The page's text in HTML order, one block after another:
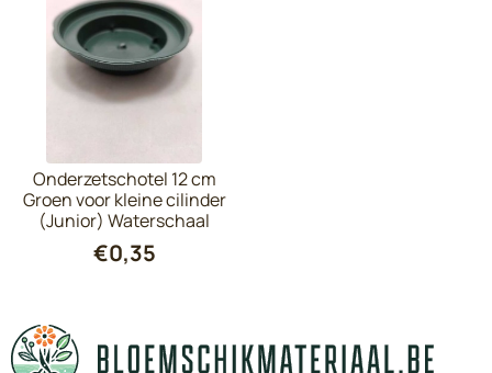
Onderzetschotel 12 cm
Groen voor kleine cilinder
(Junior) Waterschaal
€0,35